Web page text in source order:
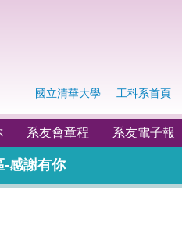
國立清華大學 工科系首頁
系友會章程 系友電子報
-感謝有你